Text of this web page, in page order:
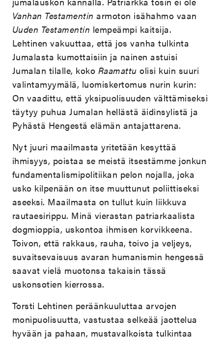
Vanhan Testamentin armoton isähahmo vaan
Uuden Testamentin lempeämpi kaitsija.
Lehtinen vakuuttaa, että jos vanha tulkinta
Jumalasta kumottaisiin ja nainen astuisi
Jumalan tilalle, koko Raamattu olisi kuin suuri
valintamyymälä, luomiskertomus nurin kurin:
On vaadittu, että yksipuolisuuden välttämiseksi
täytyy puhua Jumalan hellästä äidinsylistä ja
Pyhästä Hengestä elämän antajattarena.
Nyt juuri maailmasta yritetään kesyttää
ihmisyys, poistaa se meistä itsestämme jonkun
fundamentalismipolitiikan pelon nojalla, joka
usko kilpenään on itse muuttunut poliittiseksi
aseeksi. Maailmasta on tullut kuin liikkuva
rautaesirippu. Minä vierastan patriarkaalista
dogmioppia, uskontoa ihmisen korvikkeena.
Toivon, että rakkaus, rauha, toivo ja veljeys,
suvaitsevaisuus avaran humanismin hengessä
saavat vielä muotonsa takaisin tässä
uskonsotien kierrossa.
Torsti Lehtinen peräänkuuluttaa arvojen
monipuolisuutta, vastustaa selkeää jaottelua
hyvään ja pahaan, mustavalkoista tulkintaa